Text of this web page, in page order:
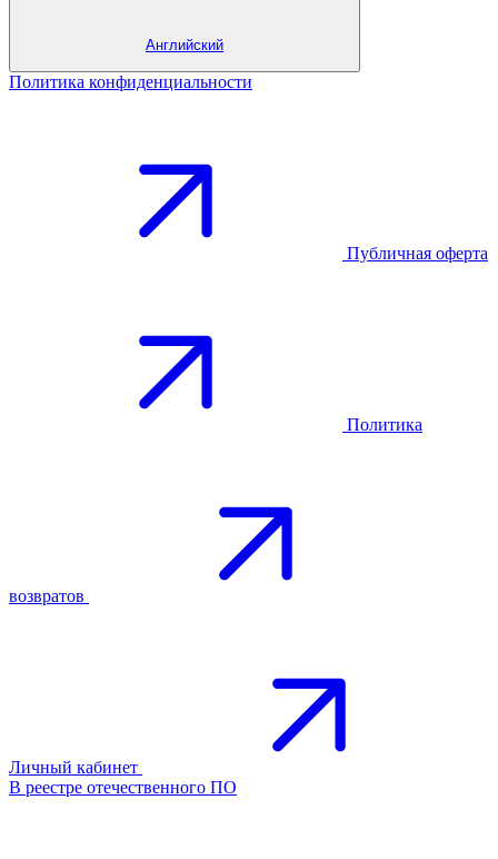
Английский
Политика конфиденциальности
Публичная оферта
Политика
возвратов
Личный кабинет
В реестре отечественного ПО